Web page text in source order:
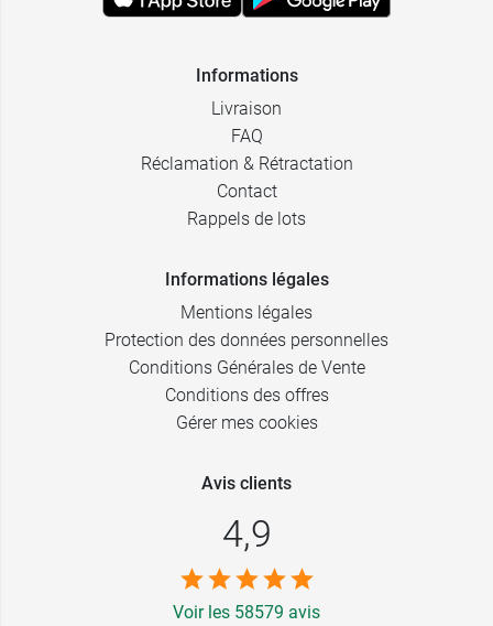
Informations
Livraison
FAQ
Réclamation & Rétractation
Contact
Rappels de lots
Informations légales
Mentions légales
Protection des données personnelles
Conditions Générales de Vente
Conditions des offres
Gérer mes cookies
Avis clients
4,9
Voir les 58579 avis